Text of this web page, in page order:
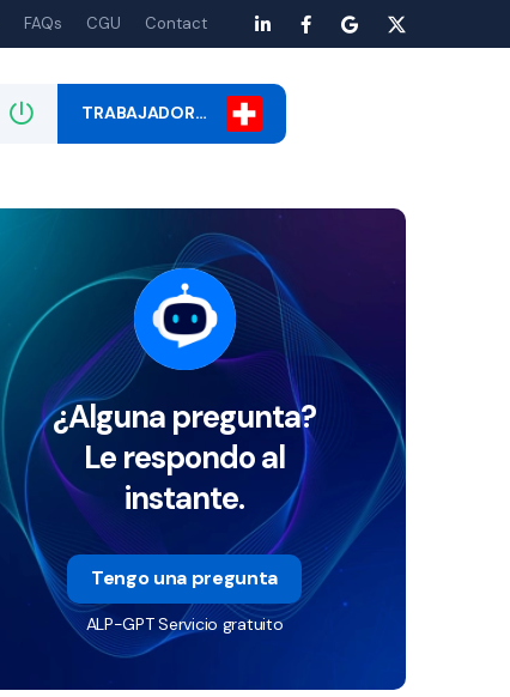
FAQs CGU Contact
TRABAJADOR…
¿Alguna pregunta?
Le respondo al
instante.
Tengo una pregunta
ALP-GPT Servicio gratuito